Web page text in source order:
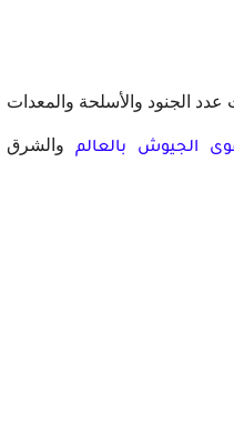
الجنود والأسلحة والمعدات
الجيوش بالعالم والشرق